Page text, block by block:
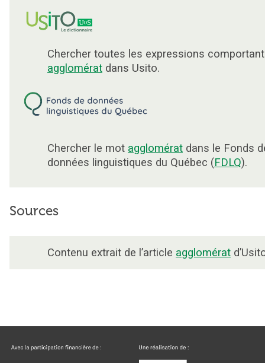
Chercher toutes les expressions
agglomérat dans Usito.
Chercher le mot agglomérat dans le Fonds
données linguistiques du Québec (FDLQ).
Sources
Contenu extrait de l’article agglomérat